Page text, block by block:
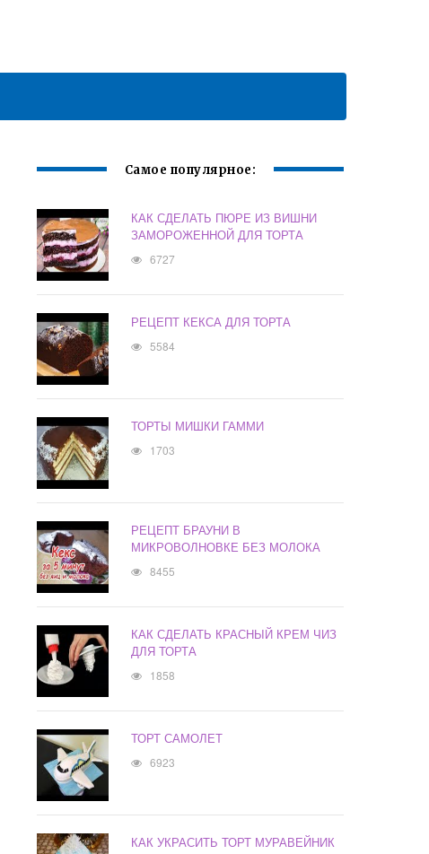
Самое популярное:
КАК СДЕЛАТЬ ПЮРЕ ИЗ ВИШНИ
ЗАМОРОЖЕННОЙ ДЛЯ ТОРТА
6727
РЕЦЕПТ КЕКСА ДЛЯ ТОРТА
5584
ТОРТЫ МИШКИ ГАММИ
1703
РЕЦЕПТ БРАУНИ В
МИКРОВОЛНОВКЕ БЕЗ МОЛОКА
8455
КАК СДЕЛАТЬ КРАСНЫЙ КРЕМ ЧИЗ
ДЛЯ ТОРТА
1858
ТОРТ САМОЛЕТ
6923
КАК УКРАСИТЬ ТОРТ МУРАВЕЙНИК